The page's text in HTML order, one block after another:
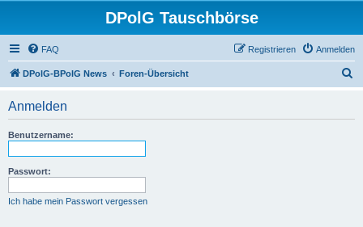
DPolG Tauschbörse
FAQ Anmelden
Registrieren
DPolG-BPolG News Foren-Übersicht
Anmelden
Benutzername:
Passwort:
Ich habe mein Passwort vergessen